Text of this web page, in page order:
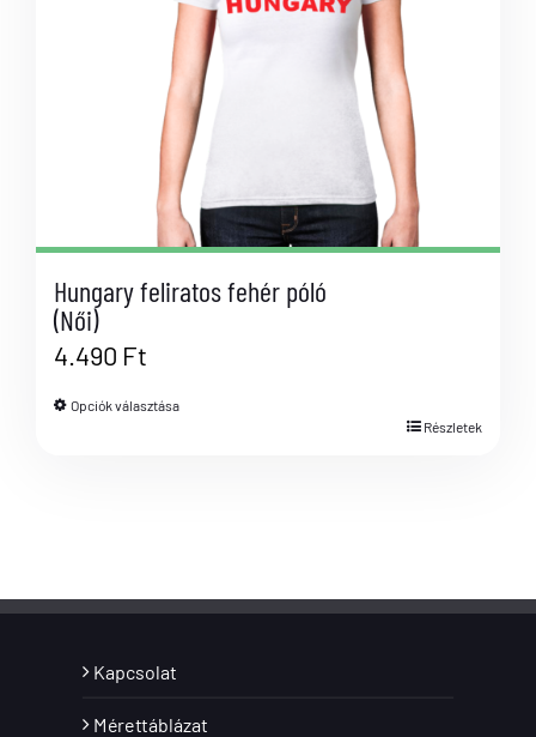
Hungary feliratos fehér póló
(Női)
4.490 Ft
Opciók választása
Részletek
Kapcsolat
Mérettáblázat